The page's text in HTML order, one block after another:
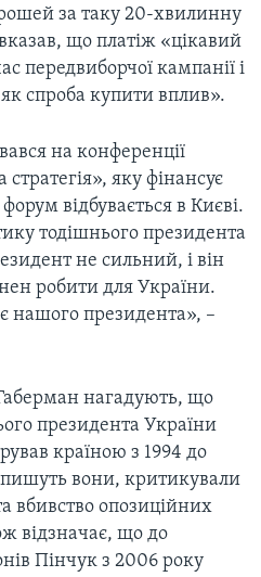
за таку 20-хвилинну
що платіж «цікавий
передвиборчої кампанії і
як спроба купити вплив».
на конференції
яку фінансує
відбувається в Києві.
тодішнього президента
не сильний, і він
робити для України.
нашого президента», –
нагадують, що
президента України
країною з 1994 до
вони, критикували
вбивство опозиційних
відзначає, що до
Пінчук з 2006 року